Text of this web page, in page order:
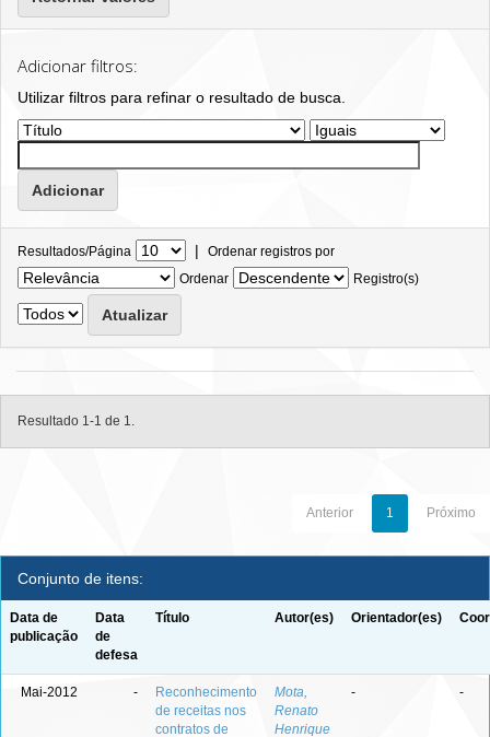
Adicionar filtros:
Utilizar filtros para refinar o resultado de busca.
Resultados/Página | Ordenar registros por
Ordenar
Registro(s)
Resultado 1-1 de 1.
Anterior 1 Próximo
Conjunto de itens:
Data de
publicação
Data
de
defesa
Título Autor(es) Orientador(es)
Mai-2012 -
Reconhecimento
de receitas nos
contratos de
Mota,
Renato
Henrique
- -